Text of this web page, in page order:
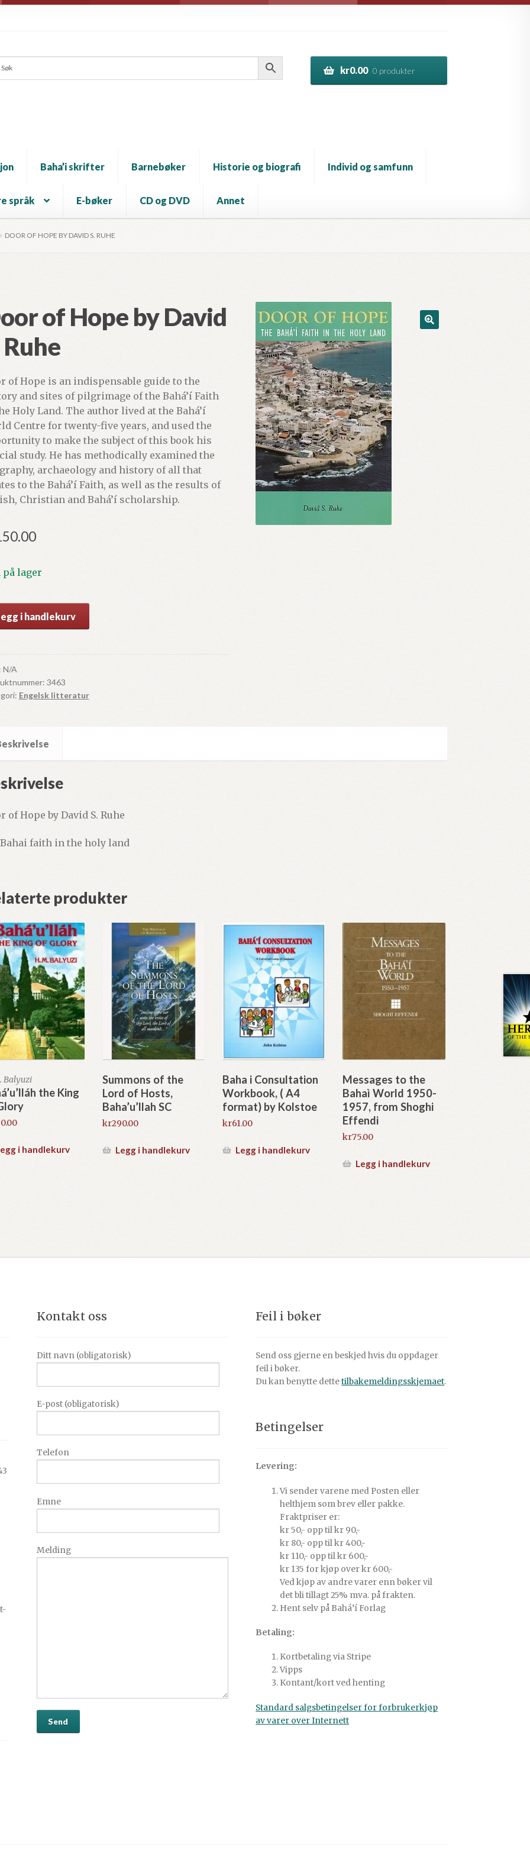
kr0.00 0 produkter
Baha’i skrifter Barnebøker Historie og biografi Individ og samfunn
språk E-bøker CD og DVD Annet
DOOR OF HOPE BY DAVID S. RUHE
of Hope by David
Ruhe
of Hope is an indispensable guide to the
and sites of pilgrimage of the Bahá’í Faith
Holy Land. The author lived at the Bahá’í
Centre for twenty-five years, and used the
to make the subject of this book his
study. He has methodically examined the
archaeology and history of all that
to the Bahá’í Faith, as well as the results of
Christian and Bahá’í scholarship.
på lager
i handlekurv
N/A
3463
Engelsk litteratur
of Hope by David S. Ruhe
faith in the holy land
produkter
Balyuzi
the King
i handlekurv
Summons of the
Lord of Hosts,
Baha’u’llah SC
kr290.00
Legg i handlekurv
Baha i Consultation
Workbook, ( A4
format) by Kolstoe
kr61.00
Legg i handlekurv
Messages to the
Bahaì World 1950-
1957, from Shoghi
Effendi
kr75.00
Legg i handlekurv
Kontakt oss
Ditt navn (obligatorisk)
E-post (obligatorisk)
Telefon
Emne
Melding
Feil i bøker
Send oss gjerne en beskjed hvis du oppdager
feil i bøker.
Du kan benytte dettetilbakemeldingsskjemaet.
Betingelser
Levering:
Vi sender varene med Posten eller
helthjem som brev eller pakke.
Fraktpriser er:
kr 50,- opp til kr 90,-
kr 80,- opp til kr 400,-
kr 110,- opp til kr 600,-
kr 135 for kjøp over kr 600,-
Ved kjøp av andre varer enn bøker vil
det bli tillagt 25% mva. på frakten.
Hent selv på Bahá’í Forlag
Betaling:
Kortbetaling via Stripe
Vipps
Kontant/kort ved henting
Standard salgsbetingelser for forbrukerkjøp
av varer over Internett